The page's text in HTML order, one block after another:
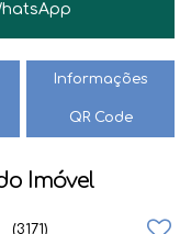
Informações
QR Code
Imóvel
(3171)